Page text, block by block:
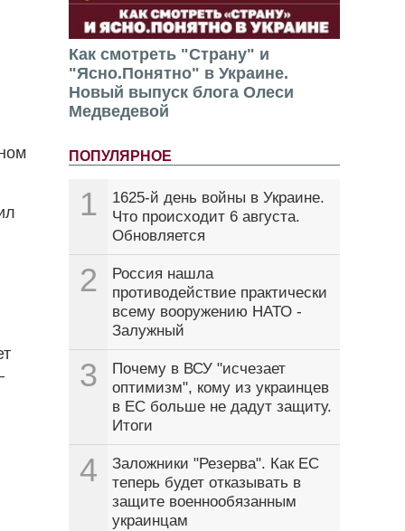
Как смотреть "Страну" и
"Ясно.Понятно" в Украине.
Новый выпуск блога Олеси
Медведевой
ПОПУЛЯРНОЕ
1
1625-й день войны в Украине.
Что происходит 6 августа.
Обновляется
2
Россия нашла
противодействие практически
всему вооружению НАТО -
Залужный
3
Почему в ВСУ "исчезает
оптимизм", кому из украинцев
в ЕС больше не дадут защиту.
Итоги
4
Заложники "Резерва". Как ЕС
теперь будет отказывать в
защите военнообязанным
украинцам